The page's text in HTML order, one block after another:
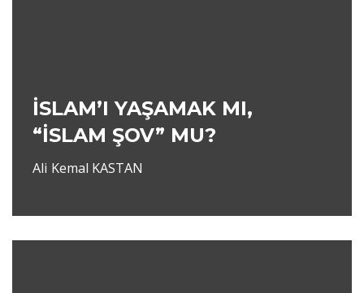
İSLAM’I YAŞAMAK MI,
“İSLAM ŞOV” MU?
Ali Kemal KASTAN